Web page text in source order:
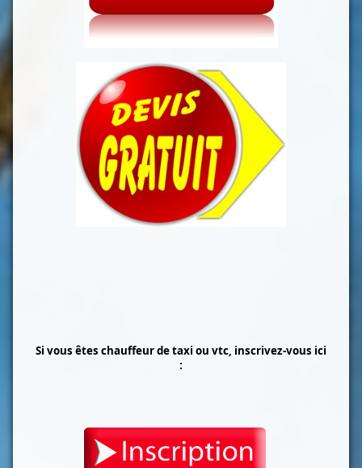
Si vous êtes chauffeur de taxi ou vtc, inscrivez-vous ici
: